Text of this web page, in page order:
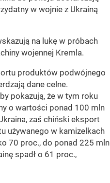
w wojnie z Ukrainą
na lukę w próbach
wojennej Kremla.
produktów podwójnego
dane celne.
pokazują, że w tym roku
o wartości ponad 100 mln
zaś chiński eksport
używanego w kamizelkach
70 proc., do ponad 225 mln
spadł o 61 proc.,